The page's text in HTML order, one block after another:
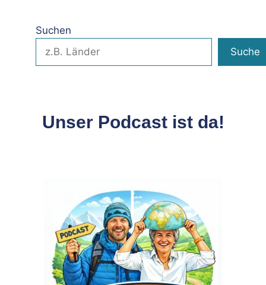
Suchen
Suche
Unser Podcast ist da!